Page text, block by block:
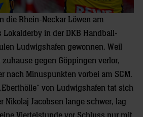
die Rhein-Neckar Löwen am
Lokalderby in der DKB Handball-
Ludwigshafen gewonnen. Weil
gegen Göppingen verlor,
nach Minuspunkten vorbei am SCM.
von Ludwigshafen tat sich
Nikolaj Jacobsen lange schwer, lag